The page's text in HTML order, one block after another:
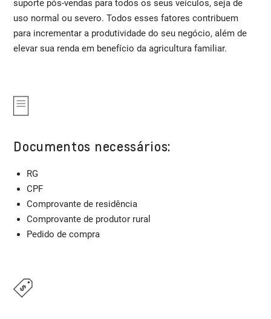
suporte pós-vendas para todos os seus veículos, seja de
uso normal ou severo. Todos esses fatores contribuem
para incrementar a produtividade do seu negócio, além de
elevar sua renda em benefício da agricultura familiar.
Documentos necessários:
RG
CPF
Comprovante de residência
Comprovante de produtor rural
Pedido de compra